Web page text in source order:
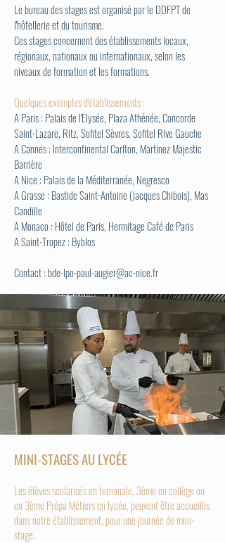
Le bureau des stages est organisé par le DDFPT de
l'hôtellerie et du tourisme.
Ces stages concernent des établissements locaux,
régionaux, nationaux ou internationaux, selon les
niveaux de formation et les formations.
Quelques exemples d'établissements :
A Paris : Palais de l'Elysée, Plaza Athénée, Concorde
Saint-Lazare, Ritz, Sofitel Sèvres, Sofitel Rive Gauche
A Cannes : Intercontinental Carlton, Martinez Majestic
Barrière
A Nice : Palais de la Méditerranée, Negresco
A Grasse : Bastide Saint-Antoine (Jacques Chibois), Mas
Candille
A Monaco : Hôtel de Paris, Hermitage Café de Paris
A Saint-Tropez : Byblos
Contact :bde-lpo-paul-augier@ac-nice.fr
MINI-STAGES AU LYCÉE
Les élèves scolarisés en terminale, 3ème en collège ou
en 3ème Prépa Métiers en lycée, peuvent être accueillis
dans notre établissement, pour une journée de mini-
stage.